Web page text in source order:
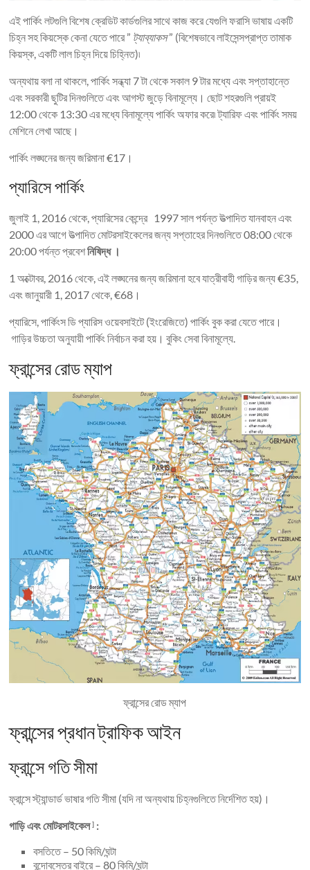
এই পার্কিং লটগুলি বিশেষ ক্রেডিট কার্ডগুলির সাথে কাজ করে যেগুলি ফরাসি ভাষায় একটি
চিহ্ন সহ কিয়স্কে কেনা যেতে পারে ” ট্যাব্যাকস” (বিশেষভাবে লাইসেন্সপ্রাপ্ত তামাক
কিয়স্ক, একটি লাল চিহ্ন দিয়ে চিহ্নিত)৷
অন্যথায় বলা না থাকলে, পার্কিং সন্ধ্যা 7 টা থেকে সকাল 9 টার মধ্যে এবং সপ্তাহান্তে
এবং সরকারী ছুটির দিনগুলিতে এবং আগস্ট জুড়ে বিনামূল্যে। ছোট শহরগুলি প্রায়ই
12:00 থেকে 13:30 এর মধ্যে বিনামূল্যে পার্কিং অফার করে৷ ট্যারিফ এবং পার্কিং সময়
মেশিনে লেখা আছে।
পার্কিং লঙ্ঘনের জন্য জরিমানা €17।
প্যারিসে পার্কিং
জুলাই 1, 2016 থেকে, প্যারিসের কেন্দ্রে 1997 সাল পর্যন্ত উত্পাদিত যানবাহন এবং
2000 এর আগে উত্পাদিত মোটরসাইকেলের জন্য সপ্তাহের দিনগুলিতে 08:00 থেকে
20:00 পর্যন্ত প্রবেশনিষিদ্ধ ।
1 অক্টোবর, 2016 থেকে, এই লঙ্ঘনের জন্য জরিমানা হবে যাত্রীবাহী গাড়ির জন্য €35,
এবং জানুয়ারী 1, 2017 থেকে, €68।
প্যারিসে, পার্কিংস ডি প্যারিস ওয়েবসাইটে (ইংরেজিতে) পার্কিং বুক করা যেতে পারে।
গাড়ির উচ্চতা অনুযায়ী পার্কিং নির্বাচন করা হয়। বুকিং সেবা বিনামূল্যে.
ফ্রান্সের রোড ম্যাপ
ফ্রান্সের রোড ম্যাপ
ফ্রান্সের প্রধান ট্রাফিক আইন
ফ্রান্সে গতি সীমা
ফ্রান্সে স্ট্যান্ডার্ড ভাষার গতি সীমা (যদি না অন্যথায় চিহ্নগুলিতে নির্দেশিত হয়)।
গাড়ি এবং মোটরসাইকেল] :
বসতিতে – 50 কিমি/ঘন্টা
বন্দোবস্তের বাইরে – 80 কিমি/ঘন্টা